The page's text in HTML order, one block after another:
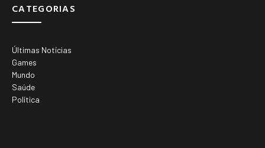
CATEGORIAS
Últimas Notícias
Games
Mundo
Saúde
Política